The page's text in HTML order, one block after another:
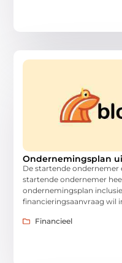
Ondernemingsplan
De startende
startende ondernemer
ondernemingsplan
financieringsaanvraag wil
Financieel